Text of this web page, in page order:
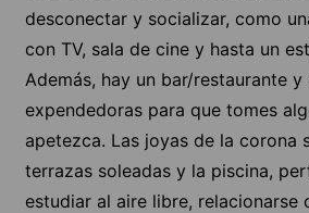
desconectar y socializar, como
con TV, sala de cine y hasta un
Además, hay un bar/restaurante y
expendedoras para que tomes
apetezca. Las joyas de la corona
terrazas soleadas y la piscina,
estudiar al aire libre, relacionarse